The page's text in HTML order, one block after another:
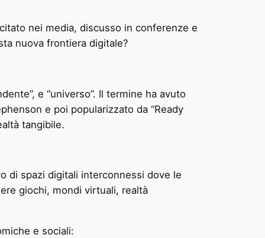
nei media, discusso in conferenze e
nuova frontiera digitale?
e “universo”. Il termine ha avuto
e poi popularizzato da “Ready
tangibile.
di spazi digitali interconnessi dove le
giochi, mondi virtuali, realtà
e sociali: